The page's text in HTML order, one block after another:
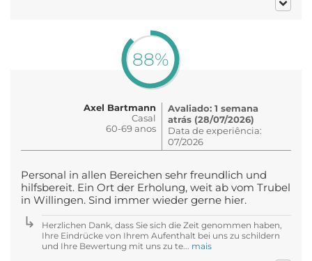
88%
Axel Bartmann
Casal
60-69 anos
Avaliado: 1 semana
atrás (28/07/2026)
Data de experiência:
07/2026
Personal in allen Bereichen sehr freundlich und
hilfsbereit. Ein Ort der Erholung, weit ab vom Trubel
in Willingen. Sind immer wieder gerne hier.
Herzlichen Dank, dass Sie sich die Zeit genommen haben,
Ihre Eindrücke von Ihrem Aufenthalt bei uns zu schildern
und Ihre Bewertung mit uns zu te... mais